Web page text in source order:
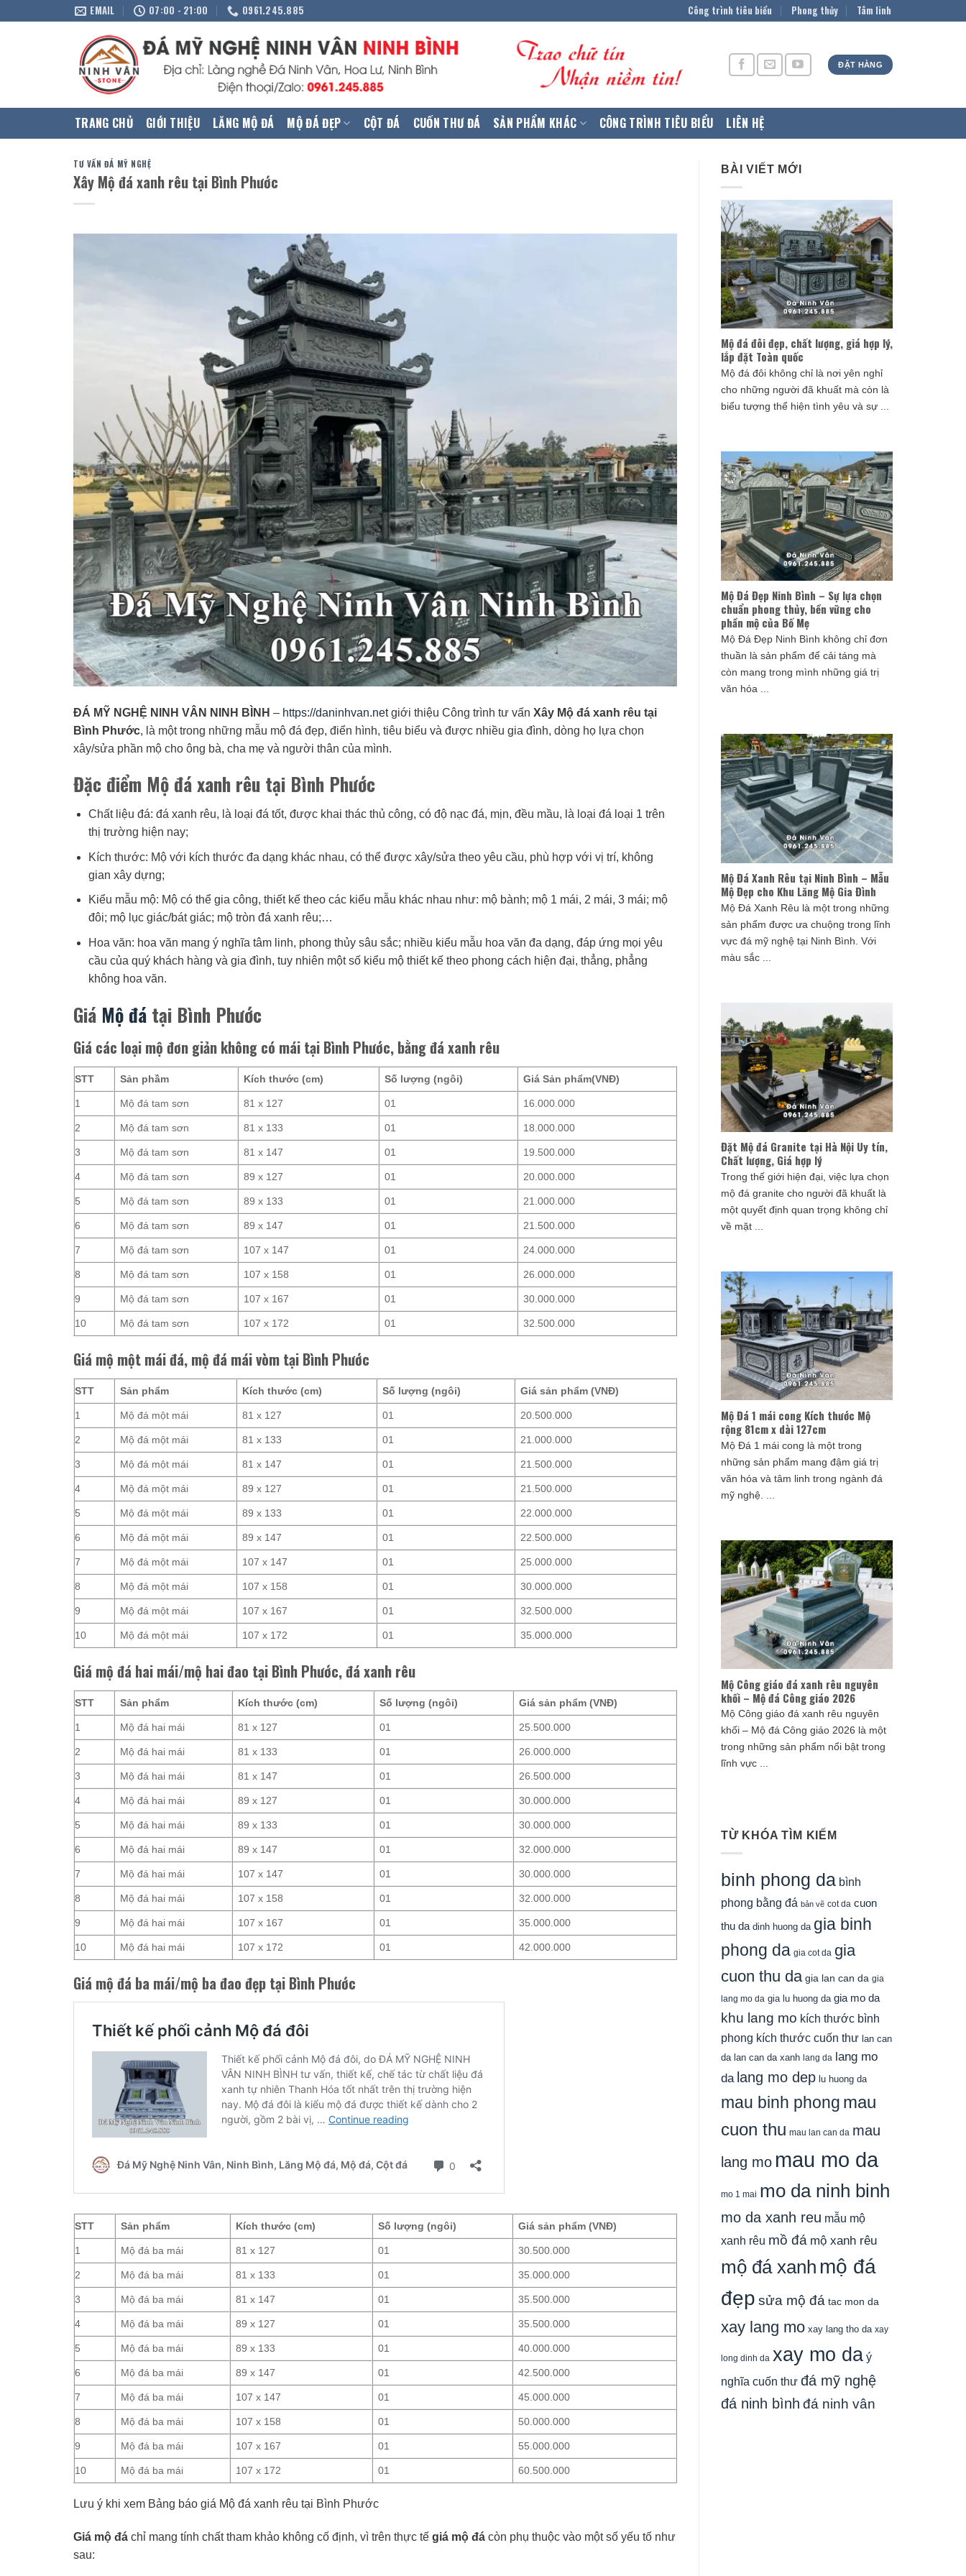
EMAIL 07:00 - 21:00 0961.245.885 Công trình tiêu biểu Phong thủy Tâm linh
ĐẶT HÀNG
TRANG CHỦ GIỚI THIỆU LĂNG MỘ ĐÁ MỘ ĐÁ ĐẸP CỘT ĐÁ CUỐN THƯ ĐÁ SẢN PHẨM KHÁC CÔNG TRÌNH TIÊU BIỂU LIÊN HỆ
TƯ VẤN ĐÁ MỸ NGHỆ
Xây Mộ đá xanh rêu tại Bình Phước
ĐÁ MỸ NGHỆ NINH VÂN NINH BÌNH – https://daninhvan.netgiới thiệu Công trình tư vấn Xây Mộ đá xanh rêu tại
Bình Phước, là một trong những mẫu mộ đá đẹp, điển hình, tiêu biểu và được nhiều gia đình, dòng họ lựa chọn
xây/sửa phần mộ cho ông bà, cha mẹ và người thân của mình.
Đặc điểm Mộ đá xanh rêu tại Bình Phước
Chất liệu đá: đá xanh rêu, là loại đá tốt, được khai thác thủ công, có độ nạc đá, mịn, đều mầu, là loại đá loại 1 trên
thị trường hiện nay;
Kích thước: Mộ với kích thước đa dạng khác nhau, có thể được xây/sửa theo yêu cầu, phù hợp với vị trí, không
gian xây dựng;
Kiểu mẫu mộ: Mộ có thể gia công, thiết kế theo các kiểu mẫu khác nhau như: mộ bành; mộ 1 mái, 2 mái, 3 mái; mộ
đôi; mộ lục giác/bát giác; mộ tròn đá xanh rêu;…
Hoa văn: hoa văn mang ý nghĩa tâm linh, phong thủy sâu sắc; nhiều kiểu mẫu hoa văn đa dạng, đáp ứng mọi yêu
cầu của quý khách hàng và gia đình, tuy nhiên một số kiểu mộ thiết kế theo phong cách hiện đại, thẳng, phẳng
không hoa văn.
Giá Mộ đá tại Bình Phước
Giá các loại mộ đơn giản không có mái tại Bình Phước, bằng đá xanh rêu
STT Sản phầm Kích thước (cm) Số lượng (ngôi) Giá Sản phẩm(VNĐ)
1 Mộ đá tam sơn 81 x 127 01 16.000.000
2 Mộ đá tam sơn 81 x 133 01 18.000.000
3 Mộ đá tam sơn 81 x 147 01 19.500.000
4 Mộ đá tam sơn 89 x 127 01 20.000.000
5 Mộ đá tam sơn 89 x 133 01 21.000.000
6 Mộ đá tam sơn 89 x 147 01 21.500.000
7 Mộ đá tam sơn 107 x 147 01 24.000.000
8 Mộ đá tam sơn 107 x 158 01 26.000.000
9 Mộ đá tam sơn 107 x 167 01 30.000.000
10 Mộ đá tam sơn 107 x 172 01 32.500.000
Giá mộ một mái đá, mộ đá mái vòm tại Bình Phước
STT Sản phẩm Kích thước (cm) Số lượng (ngôi) Giá sản phẩm (VNĐ)
1 Mộ đá một mái 81 x 127 01 20.500.000
2 Mộ đá một mái 81 x 133 01 21.000.000
3 Mộ đá một mái 81 x 147 01 21.500.000
4 Mộ đá một mái 89 x 127 01 21.500.000
5 Mộ đá một mái 89 x 133 01 22.000.000
6 Mộ đá một mái 89 x 147 01 22.500.000
7 Mộ đá một mái 107 x 147 01 25.000.000
8 Mộ đá một mái 107 x 158 01 30.000.000
9 Mộ đá một mái 107 x 167 01 32.500.000
10 Mộ đá một mái 107 x 172 01 35.000.000
Giá mộ đá hai mái/mộ hai đao tại Bình Phước, đá xanh rêu
STT Sản phẩm Kích thước (cm) Số lượng (ngôi) Giá sản phẩm (VNĐ)
1 Mộ đá hai mái 81 x 127 01 25.500.000
2 Mộ đá hai mái 81 x 133 01 26.000.000
3 Mộ đá hai mái 81 x 147 01 26.500.000
4 Mộ đá hai mái 89 x 127 01 30.000.000
5 Mộ đá hai mái 89 x 133 01 30.000.000
6 Mộ đá hai mái 89 x 147 01 32.000.000
7 Mộ đá hai mái 107 x 147 01 30.000.000
8 Mộ đá hai mái 107 x 158 01 32.000.000
9 Mộ đá hai mái 107 x 167 01 35.000.000
10 Mộ đá hai mái 107 x 172 01 42.000.000
Giá mộ đá ba mái/mộ ba đao đẹp tại Bình Phước
STT Sản phẩm Kích thước (cm) Số lượng (ngôi) Giá sản phẩm (VNĐ)
1 Mộ đá ba mái 81 x 127 01 30.500.000
2 Mộ đá ba mái 81 x 133 01 35.000.000
3 Mộ đá ba mái 81 x 147 01 35.500.000
4 Mộ đá ba mái 89 x 127 01 35.500.000
5 Mộ đá ba mái 89 x 133 01 40.000.000
6 Mộ đá ba mái 89 x 147 01 42.500.000
7 Mộ đá ba mái 107 x 147 01 45.000.000
8 Mộ đá ba mái 107 x 158 01 50.000.000
9 Mộ đá ba mái 107 x 167 01 55.000.000
10 Mộ đá ba mái 107 x 172 01 60.500.000
Lưu ý khi xem Bảng báo giá Mộ đá xanh rêu tại Bình Phước
Giá mộ đá chỉ mang tính chất tham khảo không cố định, vì trên thực tế giá mộ đá còn phụ thuộc vào một số yếu tố như
sau:
BÀI VIẾT MỚI
Mộ đá đôi đẹp, chất lượng, giá hợp lý,
lắp đặt Toàn quốc
Mộ đá đôi không chỉ là nơi yên nghỉ
cho những người đã khuất mà còn là
biểu tượng thể hiện tình yêu và sự ...
Mộ Đá Đẹp Ninh Bình – Sự lựa chọn
chuẩn phong thủy, bền vững cho
phần mộ của Bố Mẹ
Mộ Đá Đẹp Ninh Bình không chỉ đơn
thuần là sản phẩm để cải táng mà
còn mang trong mình những giá trị
văn hóa ...
Mộ Đá Xanh Rêu tại Ninh Bình – Mẫu
Mộ Đẹp cho Khu Lăng Mộ Gia Đình
Mộ Đá Xanh Rêu là một trong những
sản phẩm được ưa chuộng trong lĩnh
vực đá mỹ nghệ tại Ninh Bình. Với
màu sắc ...
Đặt Mộ đá Granite tại Hà Nội Uy tín,
Chất lượng, Giá hợp lý
Trong thế giới hiện đại, việc lựa chọn
mộ đá granite cho người đã khuất là
một quyết định quan trọng không chỉ
về mặt ...
Mộ Đá 1 mái cong Kích thước Mộ
rộng 81cm x dài 127cm
Mộ Đá 1 mái cong là một trong
những sản phẩm mang đậm giá trị
văn hóa và tâm linh trong ngành đá
mỹ nghệ. ...
Mộ Công giáo đá xanh rêu nguyên
khối – Mộ đá Công giáo 2026
Mộ Công giáo đá xanh rêu nguyên
khối – Mộ đá Công giáo 2026 là một
trong những sản phẩm nổi bật trong
lĩnh vực ...
TỪ KHÓA TÌM KIẾM
binh phong da bình
phong bằng đá bản vẽ cot da cuon
thu da dinh huong da gia binh
phong da gia cot da gia
cuon thu da gia lan can da gia
lang mo da gia lu huong da gia mo da
khu lang mo kích thước bình
phong kích thước cuốn thư lan can
da lan can da xanh lang da lang mo
da lang mo dep lu huong da
mau binh phong mau
cuon thu mau lan can da mau
lang mo mau mo da
mo 1 mai mo da ninh binh
mo da xanh reu mẫu mộ
xanh rêu mồ đá mộ xanh rêu
mộ đá xanh mộ đá
đẹp sửa mộ đá tac mon da
xay lang mo xay lang tho da xay
long dinh da xay mo da ý
nghĩa cuốn thư đá mỹ nghệ
đá ninh bình đá ninh vân